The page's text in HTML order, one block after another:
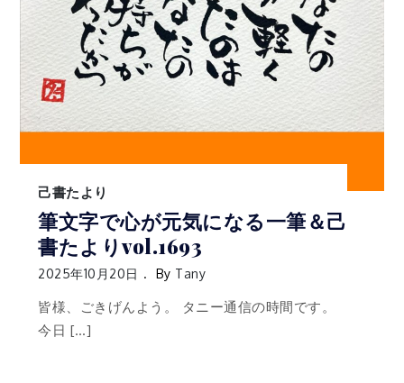
己書たより
筆文字で心が元気になる一筆＆己
書たよりvol.1693
2025年10月20日 By Tany
皆様、ごきげんよう。 タニー通信の時間です。
今日 […]